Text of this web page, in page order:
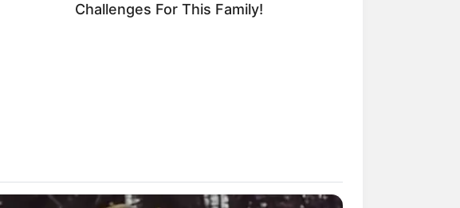
Challenges For This Family!